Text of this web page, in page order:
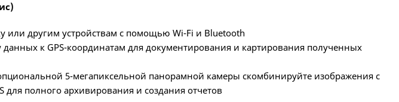
или другим устройствам с помощью Wi-Fi и Bluetooth
данных к GPS-координатам для документирования и картирования полученных
5-мегапиксельной панорамной камеры скомбинируйте изображения с
полного архивирования и создания отчетов